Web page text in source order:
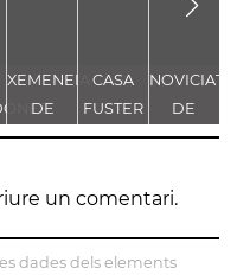
XEMENEIA
DE
L'ANTIGA
C.E.L.O.
CASA
FUSTER
NOVICIAT
DE
NOSTRA
DE LA
un comentari.
dades dels elements